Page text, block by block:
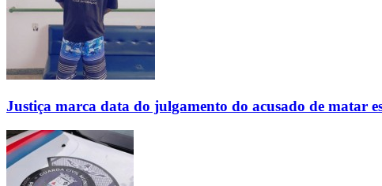
Justiça marca data do julgamento do acusado de matar